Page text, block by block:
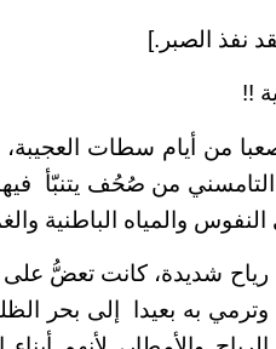
نفذ الصبر.]
!!
من أيام سطات
من صُحُف يتنبّأ
والمياه الباطنية
شديدة، كانت تعضُّ على
به بعيدا
إلى بحر